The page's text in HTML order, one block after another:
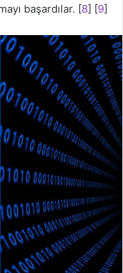
başardılar. [8] [9]